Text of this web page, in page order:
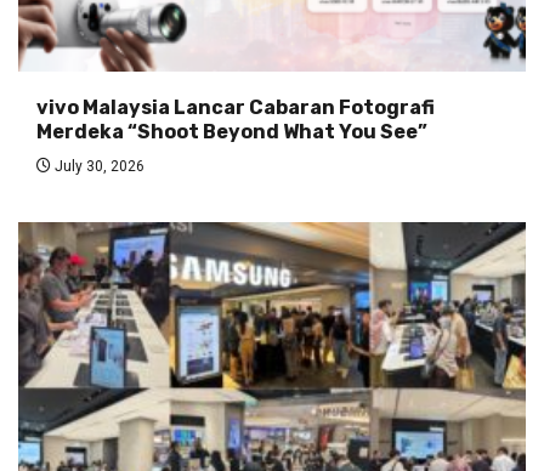
vivo Malaysia Lancar Cabaran Fotografi
Merdeka “Shoot Beyond What You See”
July 30, 2026